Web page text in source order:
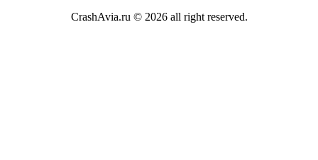
CrashAvia.ru © 2026 all right reserved.